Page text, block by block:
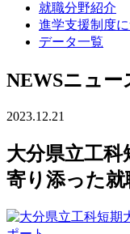
就職分野紹介
進学支援制度
データ一覧
NEWSニュー
2023.12.21
大分県立工科
寄り添った就